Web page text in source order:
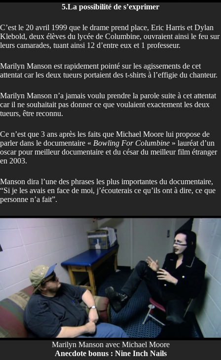
5.La possibilité de s’exprimer
C’est le 20 avril 1999 que le drame prend place, Eric Harris et Dylan
Klebold, deux élèves du lycée de Columbine, ouvraient ainsi le feu sur
leurs camarades, tuant ainsi 12 d’entre eux et 1 professeur.
Marilyn Manson est rapidement pointé sur les agissements de cet
attentat car les deux tueurs portaient des t-shirts à l’effigie du chanteur.
Marilyn Manson n’a jamais voulu prendre la parole suite à cet attentat
car il ne souhaitait pas donner ce que voulaient exactement les deux
tueurs, être reconnu.
Ce n’est que 3 ans après les faits que Michael Moore lui propose de
parler dans le documentaire « Bowling For Columbine » lauréat d’un
oscar pour meilleur documentaire et du césar du meilleur film étranger
en 2003.
Manson dira l’une des phrases les plus importantes du documentaire,
“Si je les avais en face de moi, j’écouterais ce qu’ils ont à dire, ce que
personne n’a fait”.
Marilyn Manson avec Michael Moore
Anecdote bonus : Nine Inch Nails